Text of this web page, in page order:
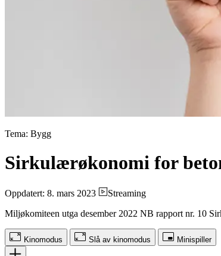
Tema: Bygg
Sirkulærøkonomi for
Oppdatert: 8. mars 2023
Streaming
Miljøkomiteen utga desember 2022 NB rapport nr. 10
Kinomodus Slå av kinomodus Minispiller